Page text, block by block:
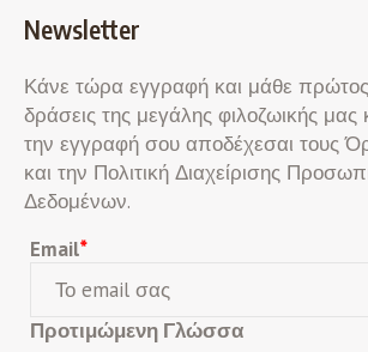
Newsletter
Κάνε τώρα εγγραφή και μάθε πρώτος
δράσεις της μεγάλης φιλοζωικής μας
την εγγραφή σου αποδέχεσαι τους
και την Πολιτική Διαχείρισης
Δεδομένων.
Email*
Προτιμώμενη Γλώσσα